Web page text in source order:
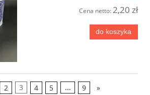
Cena netto:2,20 zł
do koszyka
2 3 4 5 ... 9 »